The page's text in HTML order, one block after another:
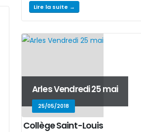
Lire la suite →
Arles Vendredi 25 mai
25/05/2018
Collège Saint-Louis